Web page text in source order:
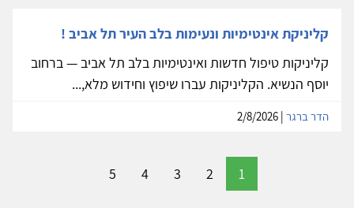
קליניקת אינטימיות ונעימות בלב העיר תל אביב !
קליניקות טיפול חדשות ואינטימיות בלב תל אביב — ברחוב
יוסף הנשיא. הקליניקות עברו שיפוץ וחידוש מלא,...
הדר ברגר
1
2
3
4
5